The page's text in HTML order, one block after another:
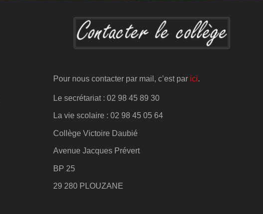
Pour nous contacter par mail, c’est par ici.
Le secrétariat : 02 98 45 89 30
La vie scolaire : 02 98 45 05 64
Collège Victoire Daubié
Avenue Jacques Prévert
BP 25
29 280 PLOUZANE